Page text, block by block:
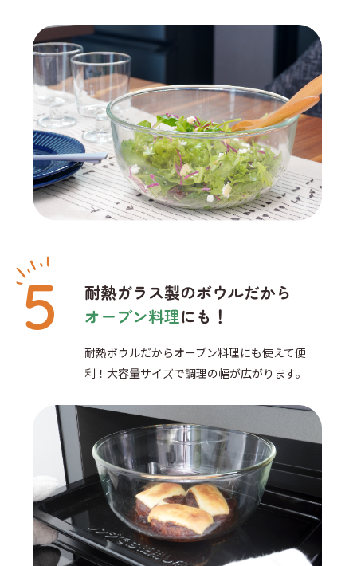
耐熱ガラス製のボウルだから
オーブン料理にも！
耐熱ボウルだからオーブン料理にも使えて便
利！大容量サイズで調理の幅が広がります。